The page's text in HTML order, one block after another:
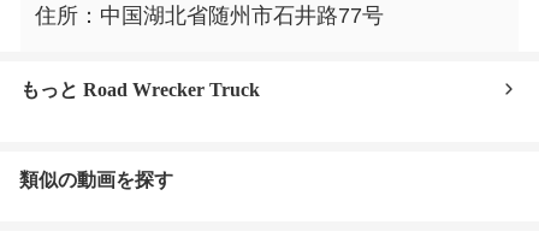
住所：中国湖北省随州市石井路77号
もっと Road Wrecker Truck
類似の動画を探す